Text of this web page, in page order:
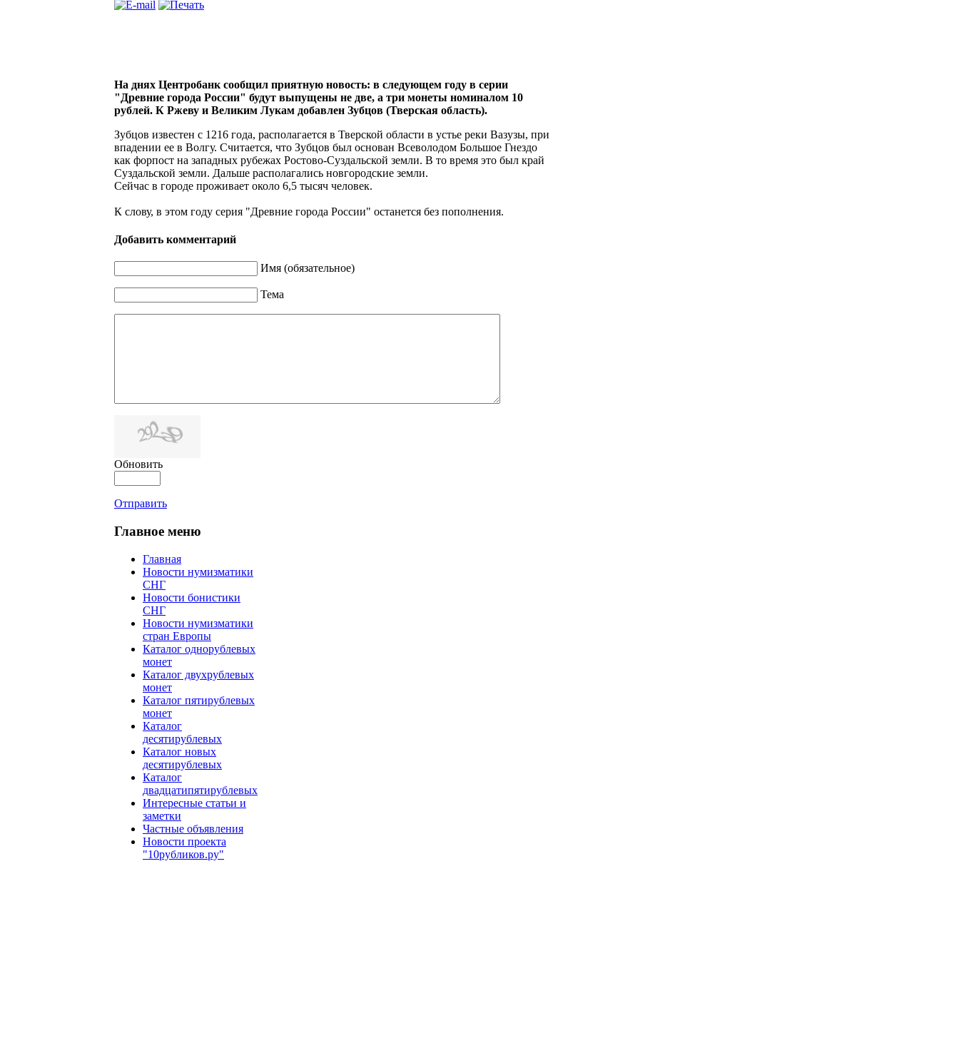
На днях Центробанк сообщил приятную новость: в следующем году в серии
"Древние города России" будут выпущены не две, а три монеты номиналом 10
рублей. К Ржеву и Великим Лукам добавлен Зубцов (Тверская область).
Зубцов известен с 1216 года, располагается в Тверской области в устье реки Вазузы, при
впадении ее в Волгу. Считается, что Зубцов был основан Всеволодом Большое Гнездо
как форпост на западных рубежах Ростово-Суздальской земли. В то время это был край
Суздальской земли. Дальше располагались новгородские земли.
Сейчас в городе проживает около 6,5 тысяч человек.
К слову, в этом году серия "Древние города России" останется без пополнения.
Добавить комментарий
Имя (обязательное)
Тема
Обновить
Отправить
Главное меню
Главная
Новости нумизматики
СНГ
Новости бонистики
СНГ
Новости нумизматики
стран Европы
Каталог однорублевых
монет
Каталог двухрублевых
монет
Каталог пятирублевых
монет
Каталог
десятирублевых
Каталог новых
десятирублевых
Каталог
двадцатипятирублевых
Интересные статьи и
заметки
Частные объявления
Новости проекта
"10рубликов.ру"